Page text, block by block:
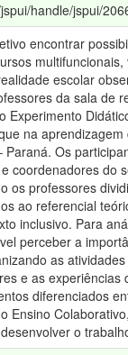
handle/jspui/
encontrar
escolar
da sala de
Experimento
na
Paraná. Os
coordenadores do
os professores
ao referencial
inclusivo. Para
perceber a
as
e as
diferenciados
Ensino
o